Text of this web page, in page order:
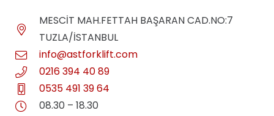
MESCİT MAH.FETTAH BAŞARAN CAD.NO:7
TUZLA/İSTANBUL
info@astforklift.com
0216 394 40 89
0535 491 39 64
08.30 – 18.30